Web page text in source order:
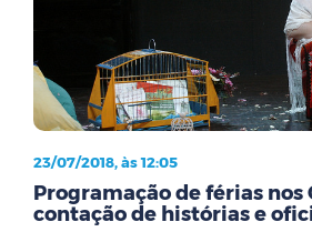
23/07/2018, às 12:05
Programação de férias nos
contação de histórias e